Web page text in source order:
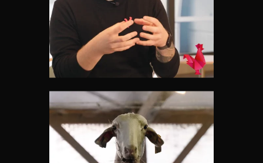
: LA PAROLE AUX DIRIGEANTS
MEMBRES SUR DES ENJEUX
D’ACTUALITÉ
ENTREPRENEURIALE
Vidéos